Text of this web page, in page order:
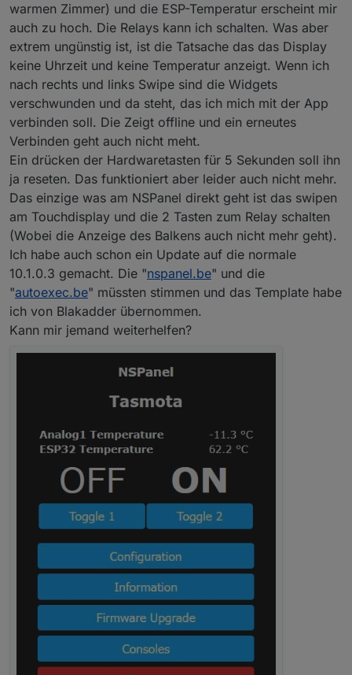
Wenn ich es ohne HMI_weather versuche,
bekomm ich die Antwort Error 2 vom NSP.
21:49:43.715 NSP: Sent =
21:49:43.772 MQT: stat/NSPanel/RESULT =
21:49:43.974 NSP: Received Raw =
warmen Zimmer) und die ESP-Temperatur erscheint mir
auch zu hoch. Die Relays kann ich schalten. Was aber
extrem ungünstig ist, ist die Tatsache das das Display
keine Uhrzeit und keine Temperatur anzeigt. Wenn ich
nach rechts und links Swipe sind die Widgets
verschwunden und da steht, das ich mich mit der App
verbinden soll. Die Zeigt offline und ein erneutes
Verbinden geht auch nicht meht.
Ein drücken der Hardwaretasten für 5 Sekunden soll ihn
ja reseten. Das funktioniert aber leider auch nicht mehr.
Das einzige was am NSPanel direkt geht ist das swipen
am Touchdisplay und die 2 Tasten zum Relay schalten
(Wobei die Anzeige des Balkens auch nicht mehr geht).
Ich habe auch schon ein Update auf die normale
10.1.0.3 gemacht. Die "nspanel.be" und die
"autoexec.be" müssten stimmen und das Template habe
ich von Blakadder übernommen.
Kann mir jemand weiterhelfen?